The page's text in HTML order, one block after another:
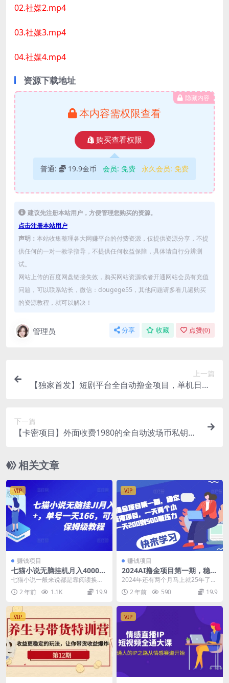
02.社媒2.mp4
03.社媒3.mp4
04.社媒4.mp4
资源下载地址
隐藏内容
本内容需权限查看
购买查看权限
普通: 19.9金币 会员: 免费 永久会员: 免费
建议先注册本站用户，方便管理您购买的资源。
点击注册本站用户
声明： 本站收集整理各大网赚平台的付费资源，仅提供资源分享，不提
供任何的一对一教学指导，不提供任何收益保障，具体请自行分辨测
试。
网站上传的百度网盘链接失效，购买网站资源或者开通网站会员有充值
问题，可以联系站长，微信：dougege55，其他问题请多看几遍购买
的资源教程，就可以解决！
管理员 分享 收藏 点赞(0)
上一篇
【独家首发】短剧平台全自动撸金项目，单机日入2
下一篇
【卡密项目】外面收费1980的全自动波场币私钥碰
程】
相关文章
VIP
赚钱项目
七猫小说无脑挂机月入4000
+，单号一天166，可矩阵，附
脚本，保姆级教程，几分钟可
操作
七猫小说一般来说都是靠阅读换金
币来兑换现金，现在给大家分享一
个全新玩法，简单易学...
2 年前 1.1K 19.9
VIP
赚钱项目
2024AI撸金项目第一期，稳定
长久蓝海项目，一天两个小
时，一天200到500毫无压力
2024年还有两个月马上就25年了，
时间过的真快，合伙人培训也马上
两年了，目前我...
2 年前 590 19.9
VIP VIP